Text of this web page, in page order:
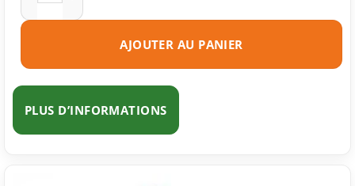
AJOUTER AU PANIER
PLUS D’INFORMATIONS